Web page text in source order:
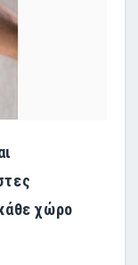
χώρο